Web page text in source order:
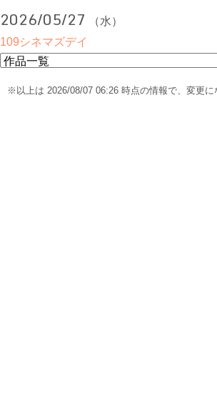
2026/05/27
（水）
109シネマズデイ
※以上は 2026/08/07 06:26 時点の情報で、変更に